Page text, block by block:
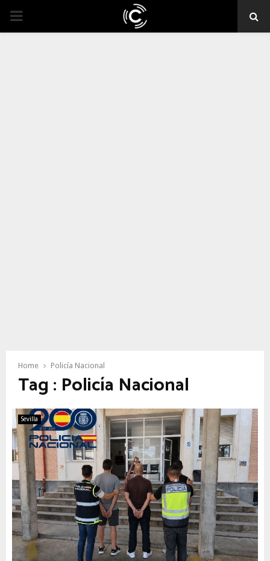
PRIMARY
Home Policía Nacional
Tag : Policía Nacional
Sevilla